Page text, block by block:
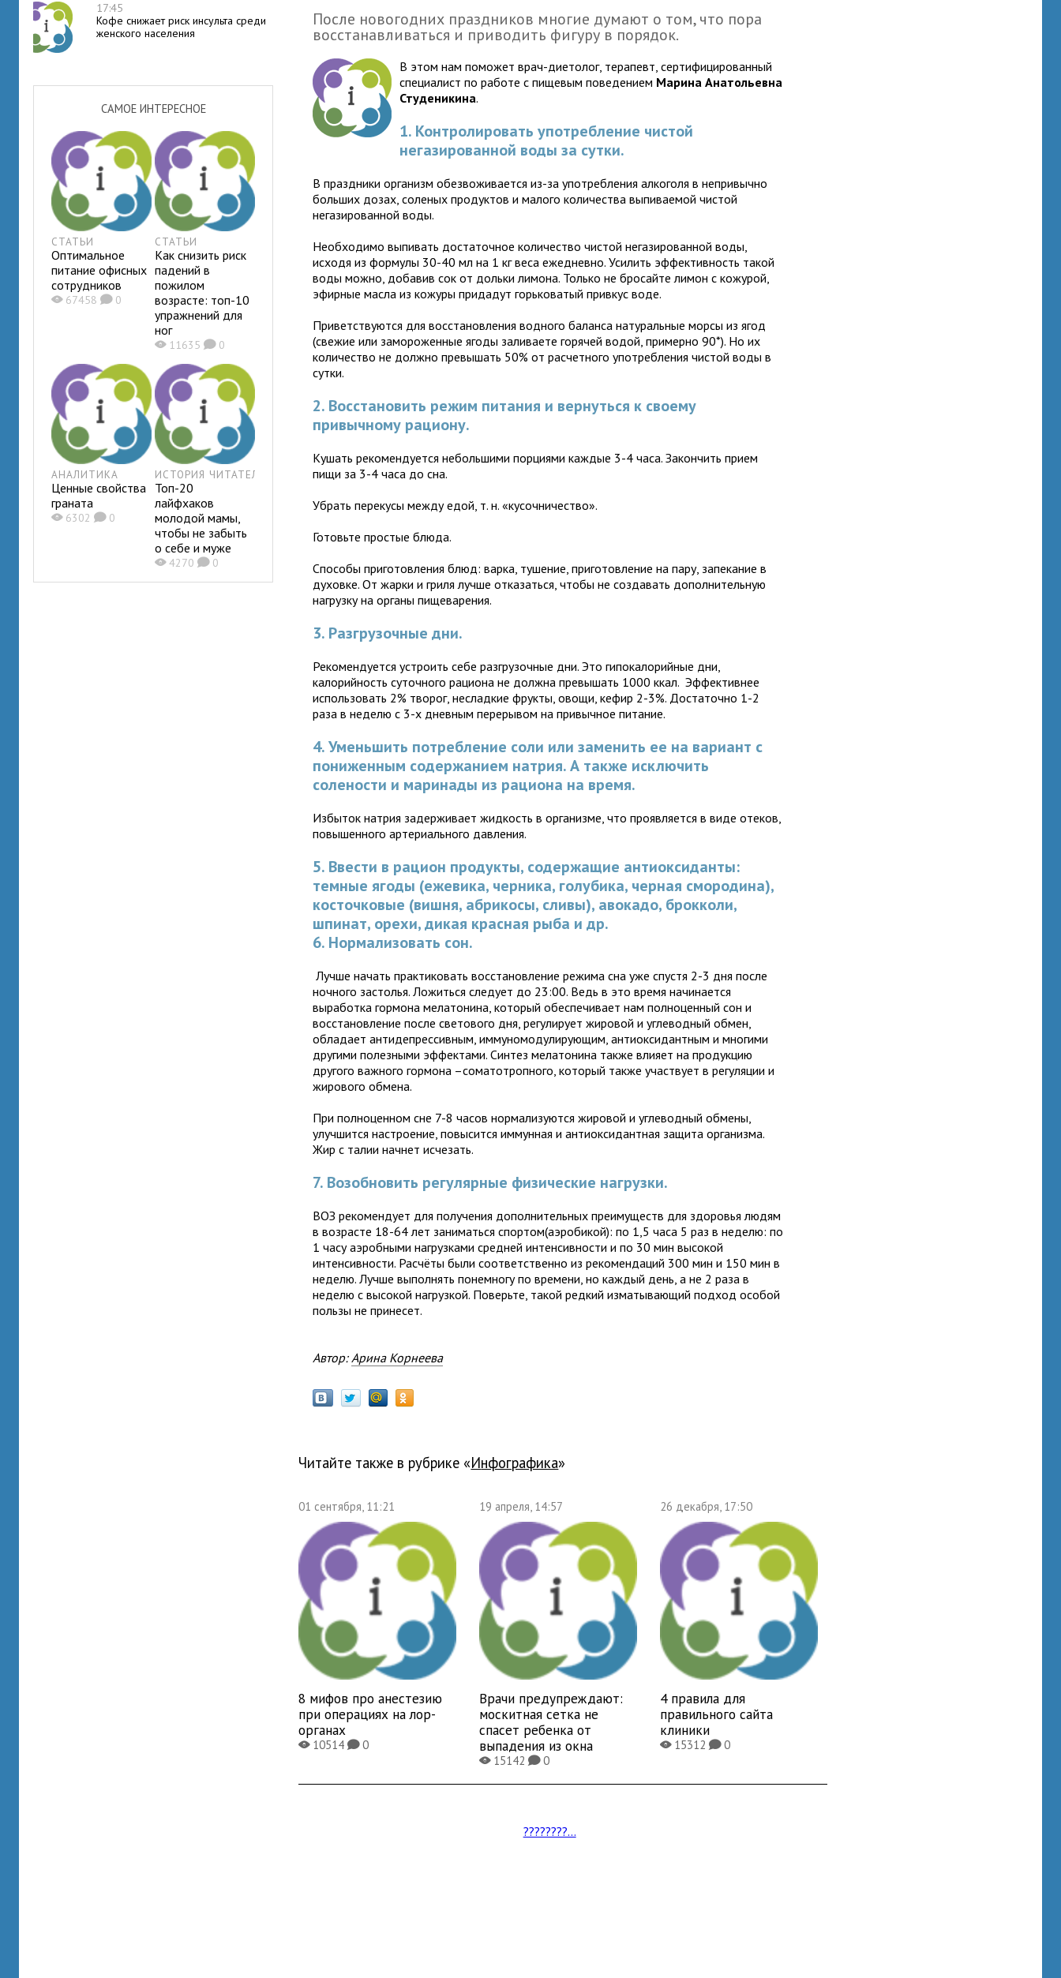
17:45
Кофе снижает риск инсульта среди
женского населения
САМОЕ ИНТЕРЕСНОЕ
СТАТЬИ
Оптимальное
питание офисных
сотрудников
X67458K0
СТАТЬИ
Как снизить риск
падений в
пожилом
возрасте: топ-10
упражнений для
ног
X11635K0
АНАЛИТИКА
Ценные свойства
граната
X6302K0
ИСТОРИЯ ЧИТАТЕЛЯ
Топ-20
лайфхаков
молодой мамы,
чтобы не забыть
о себе и муже
X4270K0
После новогодних праздников многие думают о том, что пора
восстанавливаться и приводить фигуру в порядок.
В этом нам поможет врач-диетолог, терапевт, сертифицированный
специалист по работе с пищевым поведением Марина Анатольевна
Студеникина.
1. Контролировать употребление чистой
негазированной воды за сутки.
В праздники организм обезвоживается из-за употребления алкоголя в непривычно
больших дозах, соленых продуктов и малого количества выпиваемой чистой
негазированной воды.
Необходимо выпивать достаточное количество чистой негазированной воды,
исходя из формулы 30-40 мл на 1 кг веса ежедневно. Усилить эффективность такой
воды можно, добавив сок от дольки лимона. Только не бросайте лимон с кожурой,
эфирные масла из кожуры придадут горьковатый привкус воде.
Приветствуются для восстановления водного баланса натуральные морсы из ягод
(свежие или замороженные ягоды заливаете горячей водой, примерно 90*). Но их
количество не должно превышать 50% от расчетного употребления чистой воды в
сутки.
2. Восстановить режим питания и вернуться к своему
привычному рациону.
Кушать рекомендуется небольшими порциями каждые 3-4 часа. Закончить прием
пищи за 3-4 часа до сна.
Убрать перекусы между едой, т. н. «кусочничество».
Готовьте простые блюда.
Способы приготовления блюд: варка, тушение, приготовление на пару, запекание в
духовке. От жарки и гриля лучше отказаться, чтобы не создавать дополнительную
нагрузку на органы пищеварения.
3. Разгрузочные дни.
Рекомендуется устроить себе разгрузочные дни. Это гипокалорийные дни,
калорийность суточного рациона не должна превышать 1000 ккал. Эффективнее
использовать 2% творог, несладкие фрукты, овощи, кефир 2-3%. Достаточно 1-2
раза в неделю с 3-х дневным перерывом на привычное питание.
4. Уменьшить потребление соли или заменить ее на вариант с
пониженным содержанием натрия. А также исключить
солености и маринады из рациона на время.
Избыток натрия задерживает жидкость в организме, что проявляется в виде отеков,
повышенного артериального давления.
5. Ввести в рацион продукты, содержащие антиоксиданты:
темные ягоды (ежевика, черника, голубика, черная смородина),
косточковые (вишня, абрикосы, сливы), авокадо, брокколи,
шпинат, орехи, дикая красная рыба и др.
6. Нормализовать сон.
Лучше начать практиковать восстановление режима сна уже спустя 2-3 дня после
ночного застолья. Ложиться следует до 23:00. Ведь в это время начинается
выработка гормона мелатонина, который обеспечивает нам полноценный сон и
восстановление после светового дня, регулирует жировой и углеводный обмен,
обладает антидепрессивным, иммуномодулирующим, антиоксидантным и многими
другими полезными эффектами. Синтез мелатонина также влияет на продукцию
другого важного гормона –соматотропного, который также участвует в регуляции и
жирового обмена.
При полноценном сне 7-8 часов нормализуются жировой и углеводный обмены,
улучшится настроение, повысится иммунная и антиоксидантная защита организма.
Жир с талии начнет исчезать.
7. Возобновить регулярные физические нагрузки.
ВОЗ рекомендует для получения дополнительных преимуществ для здоровья людям
в возрасте 18-64 лет заниматься спортом(аэробикой): по 1,5 часа 5 раз в неделю: по
1 часу аэробными нагрузками средней интенсивности и по 30 мин высокой
интенсивности. Расчёты были соответственно из рекомендаций 300 мин и 150 мин в
неделю. Лучше выполнять понемногу по времени, но каждый день, а не 2 раза в
неделю с высокой нагрузкой. Поверьте, такой редкий изматывающий подход особой
пользы не принесет.
Автор:Арина Корнеева
Читайте также в рубрике « Инфографика»
01 сентября, 11:21
8 мифов про анестезию
при операциях на лор-
органах
X10514K0
19 апреля, 14:57
Врачи предупреждают:
москитная сетка не
спасет ребенка от
выпадения из окна
X15142K0
26 декабря, 17:50
4 правила для
правильного сайта
клиники
X15312K0
????????...